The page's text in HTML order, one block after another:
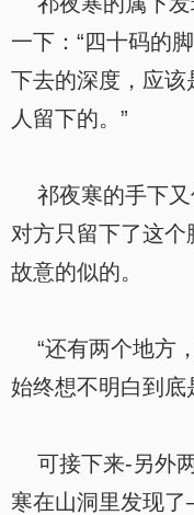
一下：“四十码的
下去的深度，应该
人留下的。”
祁夜寒的手下又
对方只留下了这
故意的似的。
“还有两个地方
始终想不明白到底
可接下来-另外
寒在山洞里发现